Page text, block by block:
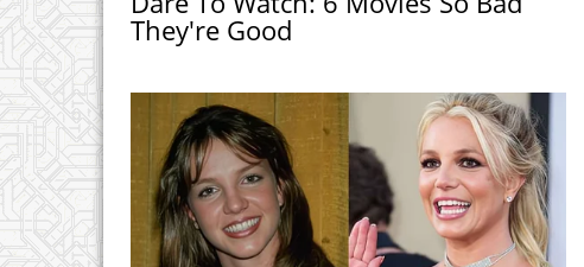
They're Good